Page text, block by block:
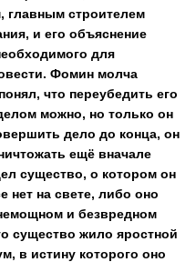
главным строителем
и его объяснение
для
Фомин молча
что переубедить его
можно, но только он
дело до конца, он
ещё вначале
существо, о котором он
нет на свете, либо оно
и безвредном
существо жило яростной
в истину которого оно